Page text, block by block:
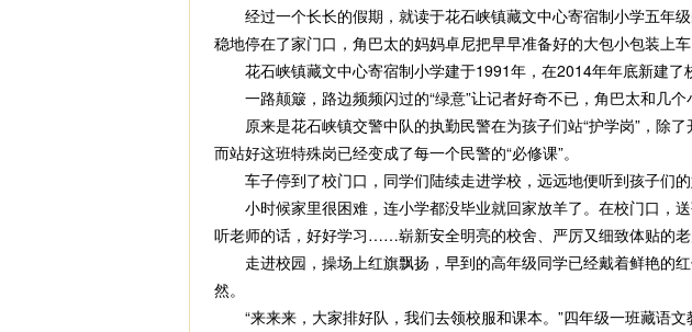
经过一个长长的假期，就读于花石峡镇藏文中心寄宿制小学五年
稳地停在了家门口，角巴太的妈妈卓尼把早早准备好的大包小包装上车
花石峡镇藏文中心寄宿制小学建于1991年，在2014年年底新建了
一路颠簸，路边频频闪过的“绿意”让记者好奇不已，角巴太和几个
原来是花石峡镇交警中队的执勤民警在为孩子们站“护学岗”，除了
而站好这班特殊岗已经变成了每一个民警的“必修课”。
车子停到了校门口，同学们陆续走进学校，远远地便听到孩子们的
小时候家里很困难，连小学都没毕业就回家放羊了。在校门口，
听老师的话，好好学习……崭新安全明亮的校舍、严厉又细致体贴的
走进校园，操场上红旗飘扬，早到的高年级同学已经戴着鲜艳的
然。
“来来来，大家排好队，我们去领校服和课本。”四年级一班藏语